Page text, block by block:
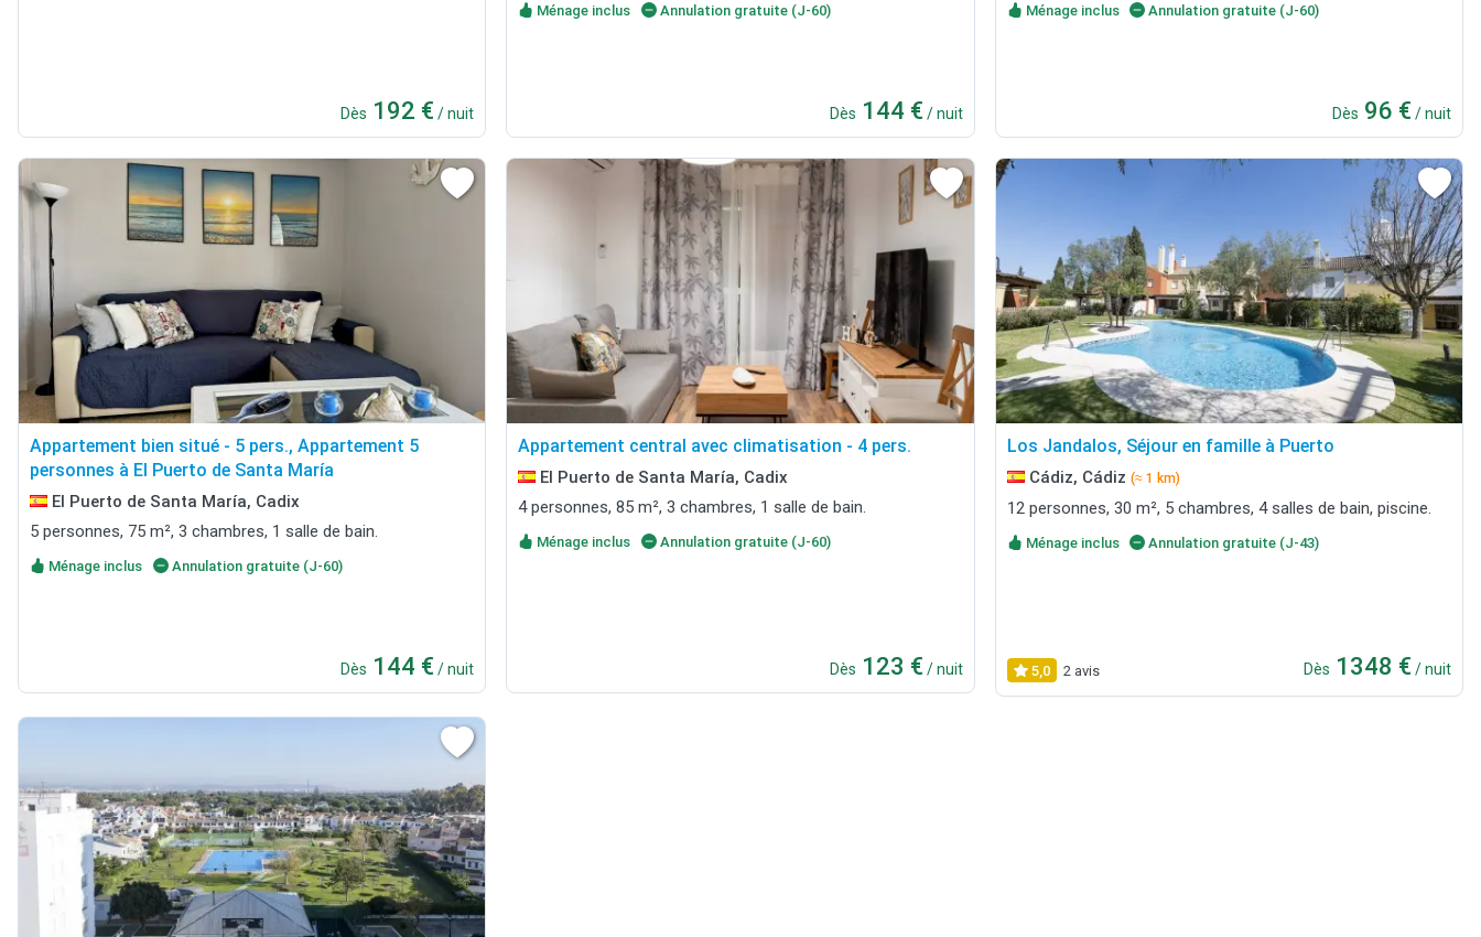
Dès 192 € / nuit
Ménage inclus Annulation gratuite (J-60)
Dès 144 € / nuit
Ménage inclus Annulation gratuite (J-60)
Dès 96 € / nuit
Appartement bien situé - 5 pers., Appartement 5
personnes à El Puerto de Santa María
El Puerto de Santa María, Cadix
5 personnes, 75 m², 3 chambres, 1 salle de bain.
Ménage inclus Annulation gratuite (J-60)
Dès 144 € / nuit
Appartement central avec climatisation - 4 pers.
El Puerto de Santa María, Cadix
4 personnes, 85 m², 3 chambres, 1 salle de bain.
Ménage inclus Annulation gratuite (J-60)
Dès 123 € / nuit
Los Jandalos, Séjour en famille à Puerto
Cádiz, Cádiz (≈ 1 km)
12 personnes, 30 m², 5 chambres, 4 salles de bain, piscine.
Ménage inclus Annulation gratuite (J-43)
5,0 2 avis Dès 1348 € / nuit